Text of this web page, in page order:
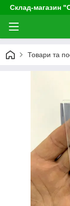
Склад-магазин
Товари та